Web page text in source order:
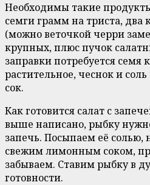
Необходимы такие
семги грамм на триста,
(можно веточкой черри
крупных, плюс пучок
заправки потребуется семя
растительное, чеснок и
сок.
Как готовится салат с
выше написано, рыбку
запечь. Посыпаем её
свежим лимонным соком,
забываем. Ставим рыбку в
готовности.